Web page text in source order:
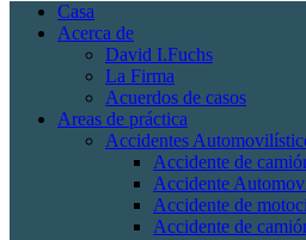
Casa
Acerca de
David I.Fuchs
La Firma
Acuerdos de casos
Areas de práctica
Accidentes
Accidente de
Accidente
Accidente de
Accidente de